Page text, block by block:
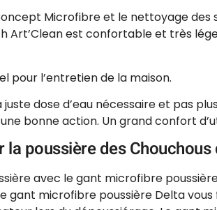
Microfibre et le nettoyage
Art’Clean est confortable et très
pour l’entretien de la maison.
dose d’eau nécessaire et pas
bonne action. Un grand confort
poussière des Chouchous
avec le gant microfibre
gant microfibre poussière Delta